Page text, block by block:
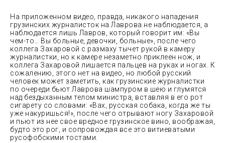
На приложенном видео, правда, никакого нападения
грузинских журналисток на Лаврова не наблюдается, а
наблюдается лишь Лавров, который говорит им: «Вы
чем-то… Вы больные, девочки, больные», после чего
коллега Захаровой с размаху тычет рукой в камеру
журналистки, но к камере незаметно приклеен нож, и
коллега Захаровой лишается пальцев на руках и ногах. К
сожалению, этого нет на видео, но любой русский
человек может заметить, как грузинские журналистки
по очереди бьют Лаврова шампуром в шею и глумятся
над бездыханным телом министра, вставляя в его рот
сигарету со словами: «Вах, русская собака, когда же ты
уже накуришься!», после чего отрывают ногу Захаровой
и пьют из нее свое вредное грузинское вино, воображая,
будто это рог, и сопровождая все это витиеватыми
русофобскими тостами.